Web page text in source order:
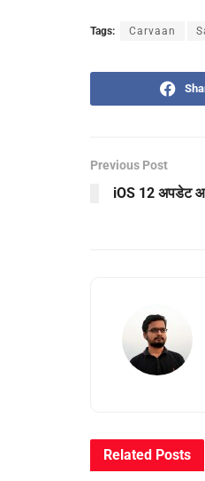
Tags: Carvaan
Previous Post
iOS 12 अपडेट
Related Posts